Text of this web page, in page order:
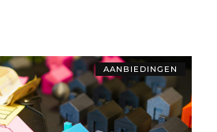
AANBIEDINGEN